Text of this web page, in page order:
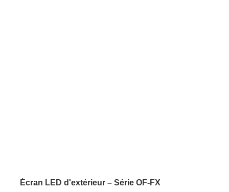
Écran LED d'extérieur – Série OF-FX